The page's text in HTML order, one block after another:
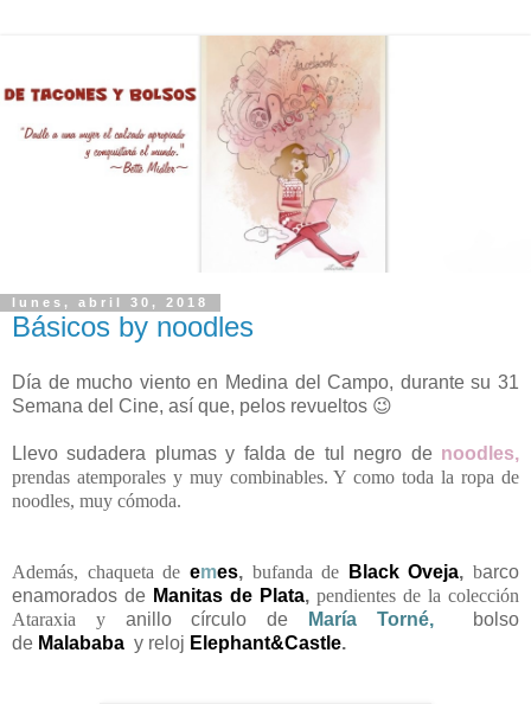
lunes, abril 30, 2018
Básicos by noodles
Día de mucho viento en Medina del Campo, durante su 31
Semana del Cine, así que, pelos revueltos 😉
Llevosudadera plumas y falda de tul negro de noodles,
prendas atemporales y muy combinables. Y como toda la ropa de
noodles, muy cómoda.
Además, chaqueta de emes,bufanda de Black Oveja, barco
enamorados de Manitas de Plata, pendientes de la colección
Ataraxia y anillo círculo de María Torné,bolso
de Malababa y reloj Elephant&Castle.